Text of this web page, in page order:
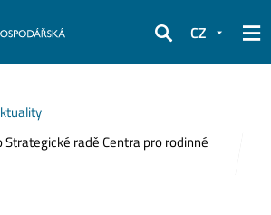
Hledat
CZ
Strategické radě Centra pro rodinné